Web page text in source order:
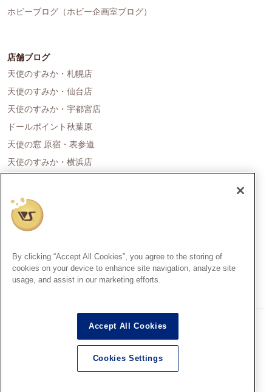
ホビーブログ（ホビー企画室ブログ）
店舗ブログ
天使のすみか・札幌店
天使のすみか・仙台店
天使のすみか・宇都宮店
ドールポイント秋葉原
天使の窓 原宿・表参道
天使のすみか・横浜店
天使の里 霞中庵
ドールポイント大阪
天使のすみか・神戸店
天使のすみか・福岡店
創作造形©造形村/ボークス
Super Dollfie®、スーパードルフィー®は、株式会社ボークスの登録
Dollfie Dream®、ドルフィードリーム®は、株式会社ボークスの登録
By clicking “Accept All Cookies”, you agree to the storing of
cookies on your device to enhance site navigation, analyze site
usage, and assist in our marketing efforts.
Accept All Cookies
Cookies Settings